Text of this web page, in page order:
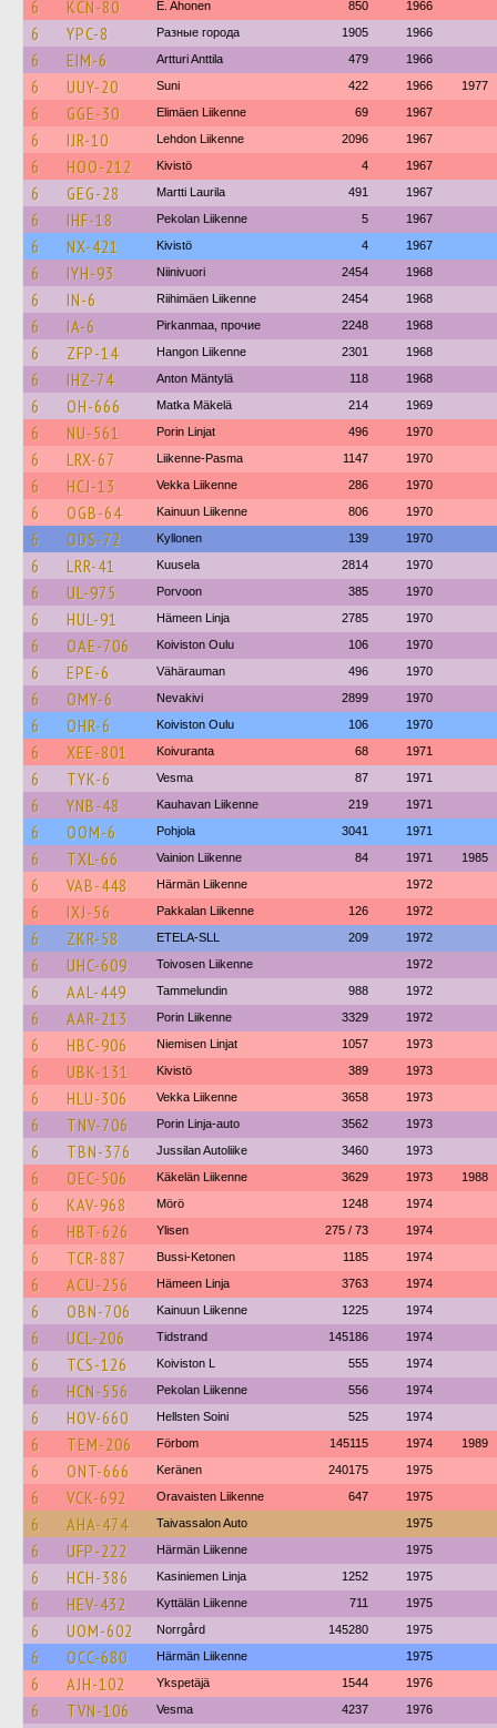
6 KCN-80 E. Ahonen 850 1966
6 YPC-8 Разные города 1905 1966
6 EIM-6 Artturi Anttila 479 1966
6 UUY-20 Suni 422 1966 1977
6 GGE-30 Elimäen Liikenne 69 1967
6 IJR-10 Lehdon Liikenne 2096 1967
6 HOO-212 Kivistö 4 1967
6 GEG-28 Martti Laurila 491 1967
6 IHF-18 Pekolan Liikenne 5 1967
6 NX-421 Kivistö 4 1967
6 IYH-93 Niinivuori 2454 1968
6 IN-6 Riihimäen Liikenne 2454 1968
6 IA-6 Pirkanmaa, прочие 2248 1968
6 ZFP-14 Hangon Liikenne 2301 1968
6 IHZ-74 Anton Mäntylä 118 1968
6 OH-666 Matka Mäkelä 214 1969
6 NU-561 Porin Linjat 496 1970
6 LRX-67 Liikenne-Pasma 1147 1970
6 HCJ-13 Vekka Liikenne 286 1970
6 OGB-64 Kainuun Liikenne 806 1970
6 ODS-72 Kyllonen 139 1970
6 LRR-41 Kuusela 2814 1970
6 UL-975 Porvoon 385 1970
6 HUL-91 Hämeen Linja 2785 1970
6 OAE-706 Koiviston Oulu 106 1970
6 EPE-6 Vähärauman 496 1970
6 OMY-6 Nevakivi 2899 1970
6 OHR-6 Koiviston Oulu 106 1970
6 XEE-801 Koivuranta 68 1971
6 TYK-6 Vesma 87 1971
6 YNB-48 Kauhavan Liikenne 219 1971
6 OOM-6 Pohjola 3041 1971
6 TXL-66 Vainion Liikenne 84 1971 1985
6 VAB-448 Härmän Liikenne 1972
6 IXJ-56 Pakkalan Liikenne 126 1972
6 ZKR-58 ETELA-SLL 209 1972
6 UHC-609 Toivosen Liikenne 1972
6 AAL-449 Tammelundin 988 1972
6 AAR-213 Porin Liikenne 3329 1972
6 HBC-906 Niemisen Linjat 1057 1973
6 UBK-131 Kivistö 389 1973
6 HLU-306 Vekka Liikenne 3658 1973
6 TNV-706 Porin Linja-auto 3562 1973
6 TBN-376 Jussilan Autoliike 3460 1973
6 OEC-506 Käkelän Liikenne 3629 1973 1988
6 KAV-968 Mörö 1248 1974
6 HBT-626 Ylisen 275 / 73 1974
6 TCR-887 Bussi-Ketonen 1185 1974
6 ACU-256 Hämeen Linja 3763 1974
6 OBN-706 Kainuun Liikenne 1225 1974
6 UCL-206 Tidstrand 145186 1974
6 TCS-126 Koiviston L 555 1974
6 HCN-556 Pekolan Liikenne 556 1974
6 HOV-660 Hellsten Soini 525 1974
6 TEM-206 Förbom 145115 1974 1989
6 ONT-666 Keränen 240175 1975
6 VCK-692 Oravaisten Liikenne 647 1975
6 AHA-474 Taivassalon Auto 1975
6 UFP-222 Härmän Liikenne 1975
6 HCH-386 Kasiniemen Linja 1252 1975
6 HEV-432 Kyttälän Liikenne 711 1975
6 UOM-602 Norrgård 145280 1975
6 OCC-680 Härmän Liikenne 1975
6 AJH-102 Ykspetäjä 1544 1976
6 TVN-106 Vesma 4237 1976